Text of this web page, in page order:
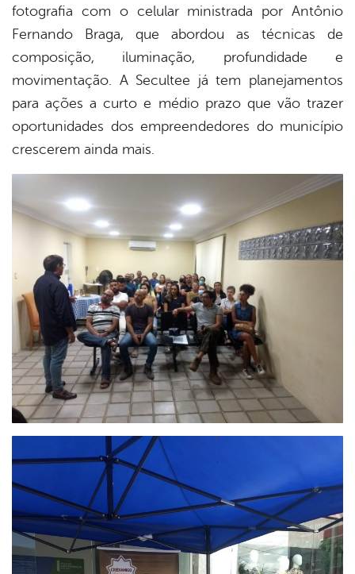
fotografia com o celular ministrada por Antônio
Fernando Braga, que abordou as técnicas de
composição, iluminação, profundidade e
movimentação. A Secultee já tem planejamentos
para ações a curto e médio prazo que vão trazer
oportunidades dos empreendedores do município
crescerem ainda mais.